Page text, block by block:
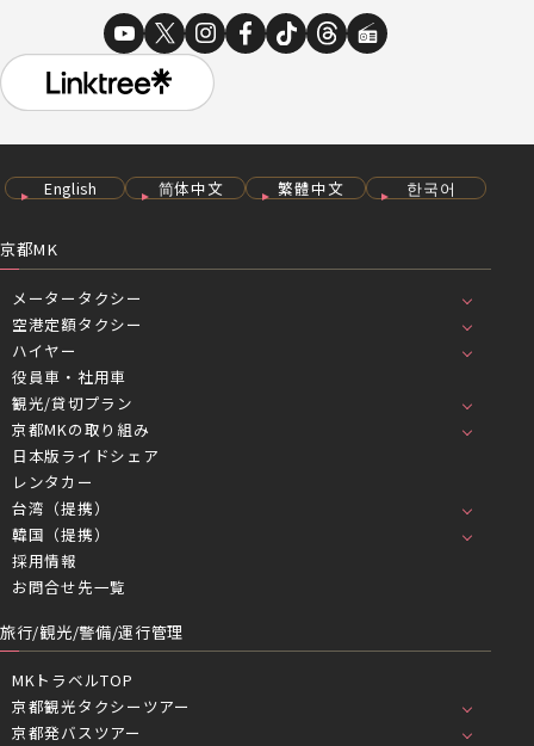
English 简体中文 繁體中文 한국어
京都MK
メータータクシー
空港定額タクシー
ハイヤー
役員車・社用車
観光/貸切プラン
京都MKの取り組み
日本版ライドシェア
レンタカー
台湾（提携）
韓国（提携）
採用情報
お問合せ先一覧
旅行/観光/警備/運行管理
MKトラベルTOP
京都観光タクシーツアー
京都発バスツアー